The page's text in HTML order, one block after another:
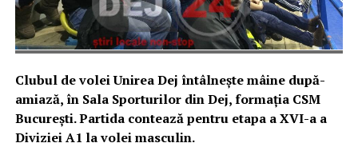
Clubul de volei Unirea Dej întâlnește mâine după-
amiază, în Sala Sporturilor din Dej, formația CSM
București. Partida contează pentru etapa a XVI-a a
Diviziei A1 la volei masculin.